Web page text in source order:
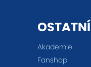
OSTATNÍ
Akademie
Fanshop